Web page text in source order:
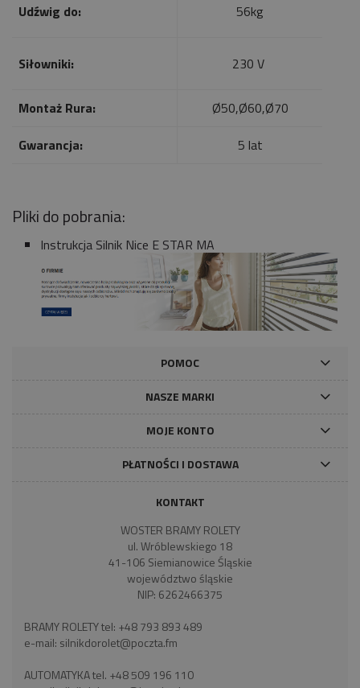
Udźwig do: 56kg
Siłowniki: 230 V
Montaż Rura:
Ø50,Ø60,Ø70
Gwarancja:
5 lat
Pliki do pobrania:
Instrukcja Silnik Nice E STAR MA
POMOC
NASZE MARKI
MOJE KONTO
PŁATNOŚCI I DOSTAWA
KONTAKT
WOSTER BRAMY ROLETY
ul. Wróblewskiego 18
41-106 Siemianowice Śląskie
województwo śląskie
NIP: 6262466375
BRAMY ROLETY tel: +48 793 893 489
e-mail: silnikdorolet@poczta.fm
AUTOMATYKA tel. +48 509 196 110